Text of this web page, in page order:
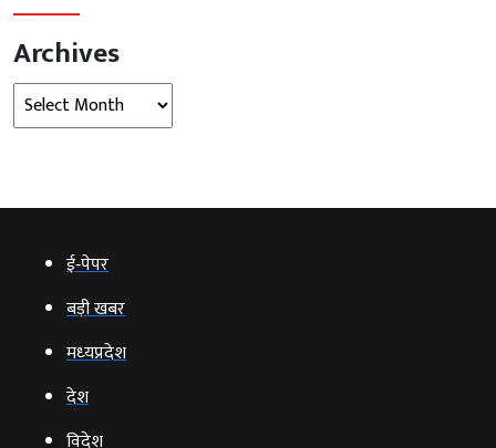
Archives
Archives
ई‑पेपर
बड़ी खबर
मध्‍यप्रदेश
देश